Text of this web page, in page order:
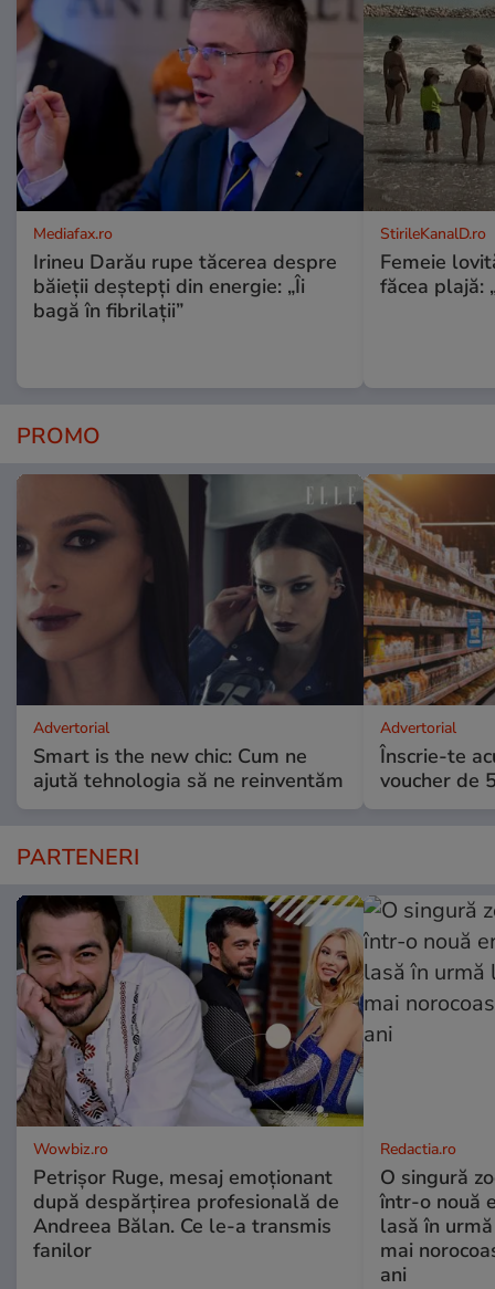
Mediafax.ro
Irineu Darău rupe tăcerea despre
băieții deștepți din energie: „Îi
bagă în fibrilații”
StirileKanalD.ro
Femeie
făcea plajă:
PROMO
Advertorial
Smart is the new chic: Cum ne
ajută tehnologia să ne reinventăm
Advertorial
Înscrie-te
voucher de
PARTENERI
Wowbiz.ro
Petrișor Ruge, mesaj emoționant
după despărțirea profesională de
Andreea Bălan. Ce le-a transmis
fanilor
Redactia.ro
O singură
într-o nouă
lasă în
mai
ani